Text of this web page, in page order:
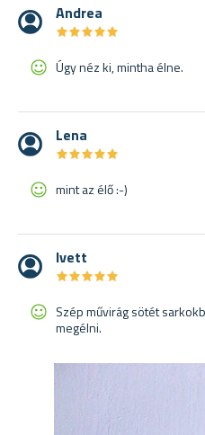
Andrea
★★★★★
★★★★★
Úgy néz ki, mintha élne.
Lena
★★★★★
★★★★★
mint az élő :-)
Ivett
★★★★★
★★★★★
Szép művirág sötét
megélni.